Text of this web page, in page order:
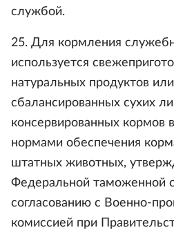
службой.
25. Для кормления
используется
натуральных продуктов
сбалансированных сухих
консервированных кормов
нормами обеспечения
штатных животных,
Федеральной таможенной
согласованию с Военно-
комиссией при